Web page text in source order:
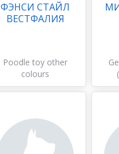
ФЭНСИ СТАЙЛ
ВЕСТФАЛИЯ
Poodle toy other
colours